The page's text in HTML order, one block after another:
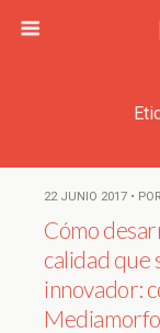
22 JUNIO 2017 •
Cómo
calidad que
innovador: